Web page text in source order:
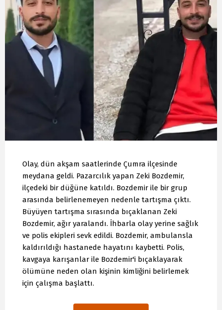
Olay, dün akşam saatlerinde Çumra ilçesinde
meydana geldi. Pazarcılık yapan Zeki Bozdemir,
ilçedeki bir düğüne katıldı. Bozdemir ile bir grup
arasında belirlenemeyen nedenle tartışma çıktı.
Büyüyen tartışma sırasında bıçaklanan Zeki
Bozdemir, ağır yaralandı. İhbarla olay yerine sağlık
ve polis ekipleri sevk edildi. Bozdemir, ambulansla
kaldırıldığı hastanede hayatını kaybetti. Polis,
kavgaya karışanlar ile Bozdemir'i bıçaklayarak
ölümüne neden olan kişinin kimliğini belirlemek
için çalışma başlattı.